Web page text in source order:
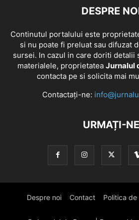
DESPRE
Continutul portalului este
si nu poate fi preluat sau difuzat
sursei. In cazul in care doriti detalii
materialele, proprietatea Jurnalul
contacta pe si solicita mai
Contactați-ne:
URMAȚI-NE
Despre noi Contact Politica